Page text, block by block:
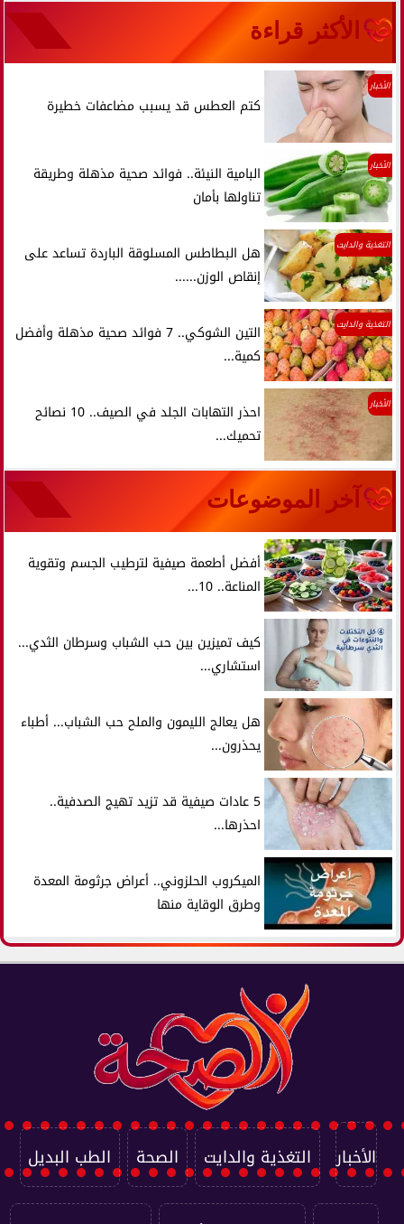
الأكثر قراءة
الأخبار
كتم العطس قد يسبب مضاعفات خطيرة
الأخبار
البامية النيئة.. فوائد صحية مذهلة وطريقة
تناولها بأمان
التغذية والدايت
هل البطاطس المسلوقة الباردة تساعد على
إنقاص الوزن......
التغذية والدايت
التين الشوكي.. 7 فوائد صحية مذهلة وأفضل
كمية...
الأخبار
احذر التهابات الجلد في الصيف.. 10 نصائح
تحميك...
آخر الموضوعات
أفضل أطعمة صيفية لترطيب الجسم وتقوية
المناعة.. 10...
كيف تميزين بين حب الشباب وسرطان الثدي...
استشاري...
هل يعالج الليمون والملح حب الشباب... أطباء
يحذرون...
5 عادات صيفية قد تزيد تهيج الصدفية..
احذرها...
الميكروب الحلزوني.. أعراض جرثومة المعدة
وطرق الوقاية منها
الأخبار التغذية والدايت الصحة الطب البديل